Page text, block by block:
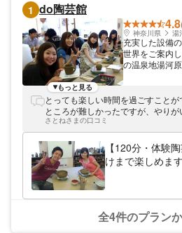
1 do陶芸館
4.8
神奈川県 湯
充実した設備
世界をご案内
の温泉地湯河
かりやすく。
がまったく初
気軽な気持ち
粘土をこねて
皿を作るプラ
ざまなプラン
人ひとりの作
します 当工房
迎えいたしま
は、最大70名
もっと見る
とっても楽しい時間を過ごすこと
ところが難しかったですが、やりが
さとねさまの口コミ
【120分・体験
けまで楽しめま
全4件のプラン